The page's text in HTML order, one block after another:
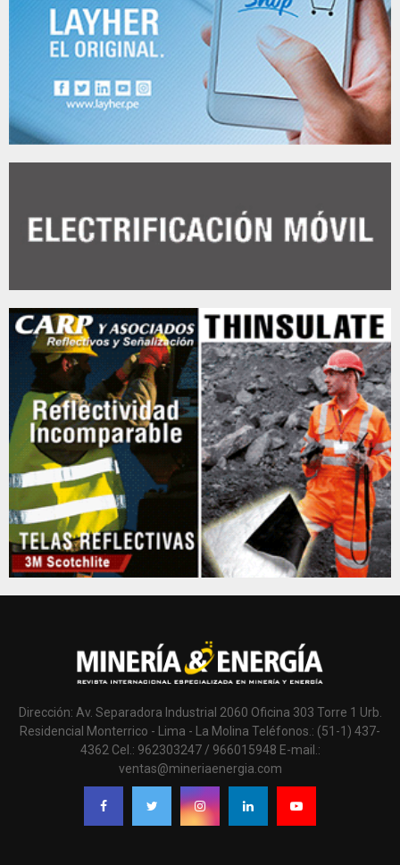
Dirección: Av. Separadora Industrial 2060 Oficina 303 Torre 1 Urb.
Residencial Monterrico - Lima - La Molina Teléfonos.: (51-1) 437-
4362 Cel.: 962303247 / 966015948 E-mail.:
ventas@mineriaenergia.com